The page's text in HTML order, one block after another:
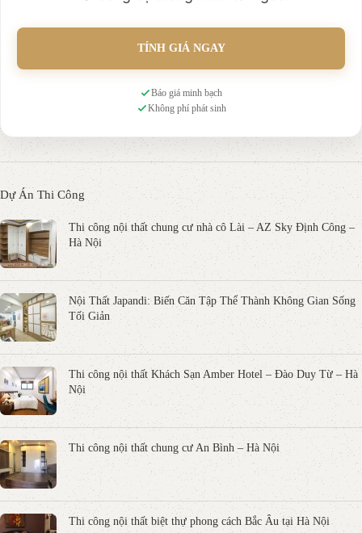
TÍNH GIÁ NGAY
Báo giá minh bạch
Không phí phát sinh
Dự Án Thi Công
Thi công nội thất chung cư nhà cô Lài – AZ Sky Định Công –
Hà Nội
Nội Thất Japandi: Biến Căn Tập Thể Thành Không Gian Sống
Tối Giản
Thi công nội thất Khách Sạn Amber Hotel – Đào Duy Từ – Hà
Nội
Thi công nội thất chung cư An Bình – Hà Nội
Thi công nội thất biệt thự phong cách Bắc Âu tại Hà Nội